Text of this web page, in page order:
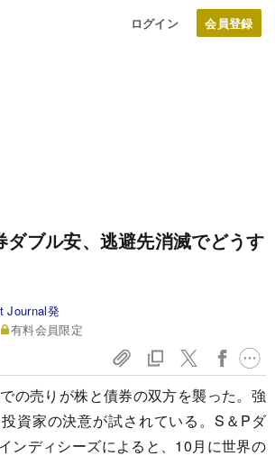
ログイン
ダブル安、逃避先消滅でどうす
Journal発
有料会員限定
の売りが株と債券の双方を襲った。強
資家の決意が試されている。S＆Pダ
ンディシーズによると、10月に世界の